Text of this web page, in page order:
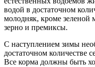
водой в достаточном
молодняк, кроме зеленой
зерно и премиксы.
С наступлением зимы
достаточном количестве
Все корма должны быть